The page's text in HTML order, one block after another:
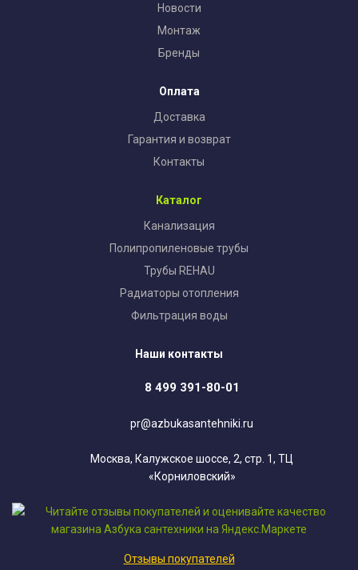
Новости
Монтаж
Бренды
Оплата
Доставка
Гарантия и возврат
Контакты
Каталог
Канализация
Полипропиленовые трубы
Трубы REHAU
Радиаторы отопления
Фильтрация воды
Наши контакты
8 499 391-80-01
pr@azbukasantehniki.ru
Москва, Калужское шоссе, 2, стр. 1, ТЦ
«Корниловский»
Отзывы покупателей